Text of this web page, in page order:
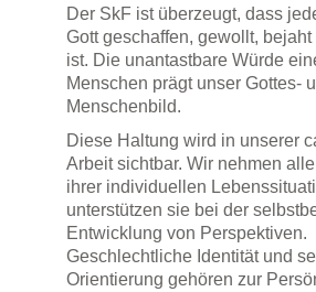
Der SkF ist überzeugt, dass
Gott geschaffen, gewollt,
ist. Die unantastbare Würde
Menschen prägt unser Gottes-
Menschenbild.
Diese Haltung wird in unserer
Arbeit sichtbar. Wir nehmen
ihrer individuellen
unterstützen sie bei der
Entwicklung von Perspektiven.
Geschlechtliche Identität und
Orientierung gehören zur